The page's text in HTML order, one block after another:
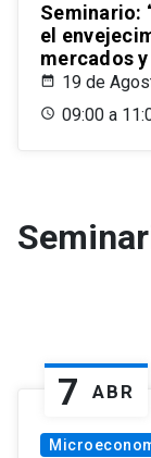
Seminario:
el
mercados
19 de
09:00 a
7 ABR